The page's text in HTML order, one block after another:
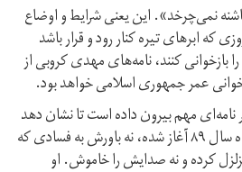
نمی‌چرخد». این یعنی شرایط و اوضاع
که ابرهای تیره کنار رود و قرار باشد
بازخوانی کنند، نامه‌های مهدی کروبی از
عمر جمهوری اسلامی خواهد بود.
مهم بیرون داده است تا نشان دهد
حصر غیرقانونی که از اسفندماه سال ۸۹ آغاز شده، نه باورش به فسادی که
کرده و نه صدایش را خاموش. او